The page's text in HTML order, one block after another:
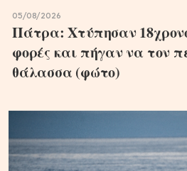
05/08/2026
Πάτρα: Χτύπησαν
φορές και πήγαν να τον
θάλασσα (φώτο)